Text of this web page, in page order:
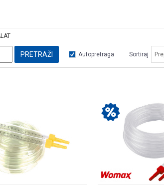
Autopretraga Sortiraj
PRETRAŽI
UPOREDI